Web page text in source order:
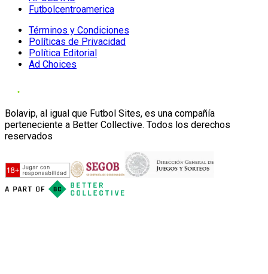
Futbolcentroamerica
Términos y Condiciones
Políticas de Privacidad
Política Editorial
Ad Choices
Bolavip, al igual que Futbol Sites, es una compañía
perteneciente a Better Collective. Todos los derechos
reservados